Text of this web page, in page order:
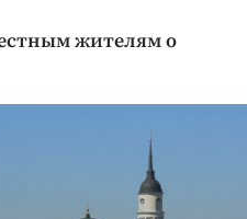
жителям о